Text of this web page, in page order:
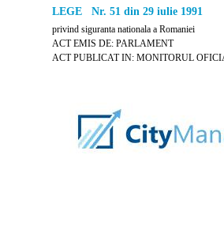
LEGE Nr. 51 din 29 iulie 1991
privind siguranta nationala a Romaniei
ACT EMIS DE: PARLAMENT
ACT PUBLICAT IN: MONITORUL